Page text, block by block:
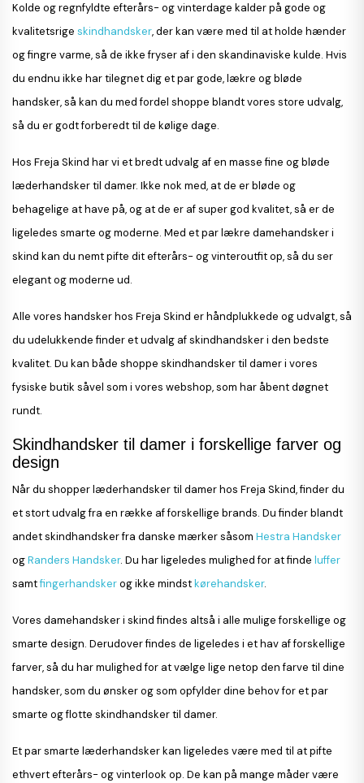
Kolde og regnfyldte efterårs- og vinterdage kalder på gode og
kvalitetsrige skindhandsker, der kan være med til at holde hænder
og fingre varme, så de ikke fryser af i den skandinaviske kulde. Hvis
du endnu ikke har tilegnet dig et par gode, lækre og bløde
handsker, så kan du med fordel shoppe blandt vores store udvalg,
så du er godt forberedt til de kølige dage.
Hos Freja Skind har vi et bredt udvalg af en masse fine og bløde
læderhandsker til damer. Ikke nok med, at de er bløde og
behagelige at have på, og at de er af super god kvalitet, så er de
ligeledes smarte og moderne. Med et par lækre damehandsker i
skind kan du nemt pifte dit efterårs- og vinteroutfit op, så du ser
elegant og moderne ud.
Alle vores handsker hos Freja Skind er håndplukkede og udvalgt, så
du udelukkende finder et udvalg af skindhandsker i den bedste
kvalitet. Du kan både shoppe skindhandsker til damer i vores
fysiske butik såvel som i vores webshop, som har åbent døgnet
rundt.
Skindhandsker til damer i forskellige farver og
design
Når du shopper læderhandsker til damer hos Freja Skind, finder du
et stort udvalg fra en række af forskellige brands. Du finder blandt
andet skindhandsker fra danske mærker såsom Hestra Handsker
ogRanders Handsker. Du har ligeledes mulighed for at finde luffer
samtfingerhandskerog ikke mindstkørehandsker.
Vores damehandsker i skind findes altså i alle mulige forskellige og
smarte design. Derudover findes de ligeledes i et hav af forskellige
farver, så du har mulighed for at vælge lige netop den farve til dine
handsker, som du ønsker og som opfylder dine behov for et par
smarte og flotte skindhandsker til damer.
Et par smarte læderhandsker kan ligeledes være med til at pifte
ethvert efterårs- og vinterlook op. De kan på mange måder være